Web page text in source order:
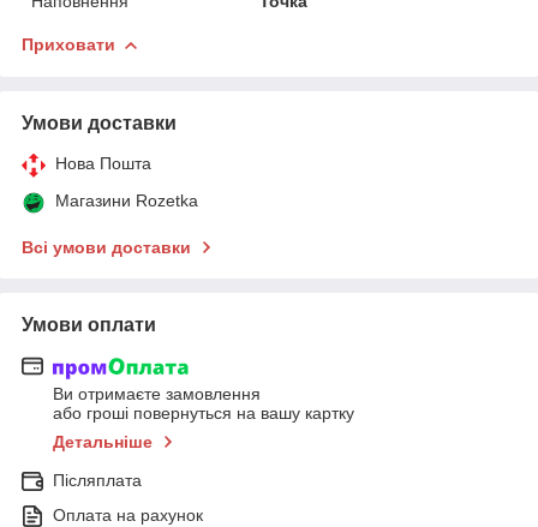
Приховати
Умови доставки
Нова Пошта
Магазини Rozetka
Всі умови доставки
Умови оплати
Ви отримаєте замовлення
або гроші повернуться на вашу картку
Детальніше
Післяплата
Оплата на рахунок